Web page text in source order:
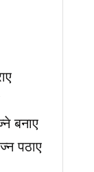
बनाए
पठाए